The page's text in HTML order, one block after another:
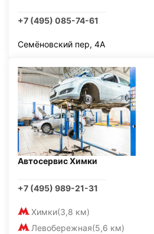
+7 (495) 085-74-61
Семёновский пер, 4А
Автосервис Химки
+7 (495) 989-21-31
Химки(3,8 км)
Левобережная(5,6 км)